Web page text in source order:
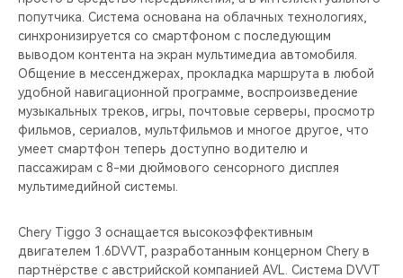
попутчика. Система основана на облачных технологиях,
синхронизируется со смартфоном с последующим
выводом контента на экран мультимедиа автомобиля.
Общение в мессенджерах, прокладка маршрута в любой
удобной навигационной программе, воспроизведение
музыкальных треков, игры, почтовые серверы, просмотр
фильмов, сериалов, мультфильмов и многое другое, что
умеет смартфон теперь доступно водителю и
пассажирам с 8-ми дюймового сенсорного дисплея
мультимедийной системы.
Chery Tiggo 3 оснащается высокоэффективным
двигателем 1.6DVVT, разработанным концерном Chery в
партнёрстве с австрийской компанией AVL. Система DVVT